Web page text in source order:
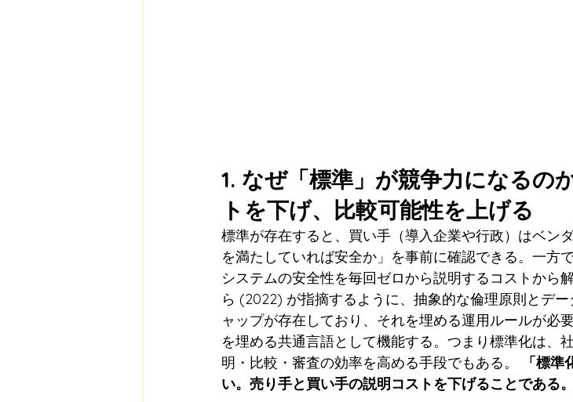
1. なぜ「標準」が競争力になるの
トを下げ、比較可能性を上げる
標準が存在すると、買い手（導入企業や行政）はベン
を満たしていれば安全か」を事前に確認できる。一方
システムの安全性を毎回ゼロから説明するコストから
ら (2022) が指摘するように、抽象的な倫理原則とデ
ャップが存在しており、それを埋める運用ルールが必
を埋める共通言語として機能する。つまり標準化は、
明・比較・審査の効率を高める手段でもある。
「標
い。売り手と買い手の説明コストを下げることである。